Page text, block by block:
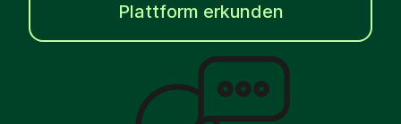
Plattform erkunden